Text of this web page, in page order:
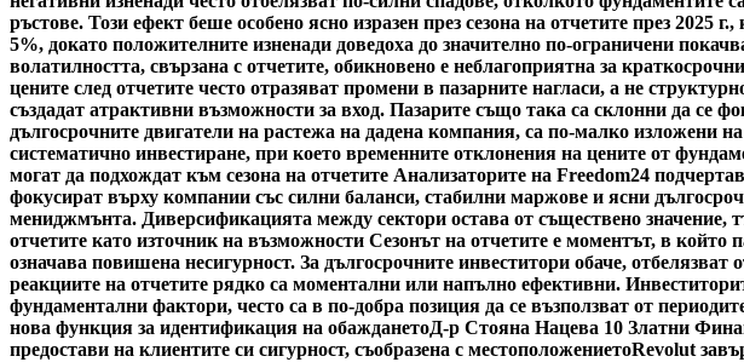
ръстове. Този ефект беше особено ясно изразен през сезона на отчетите през 2025
5%, докато положителните изненади доведоха до значително по-ограничени
волатилността, свързана с отчетите, обикновено е неблагоприятна за
цените след отчетите често отразяват промени в пазарните нагласи, а не
създадат атрактивни възможности за вход. Пазарите също така са склонни да се
дългосрочните двигатели на растежа на дадена компания, са по-малко изложени
систематично инвестиране, при което временните отклонения на цените от
могат да подхождат към сезона на отчетите Анализаторите на Freedom24
фокусират върху компании със силни баланси, стабилни маржове и ясни
мениджмънта. Диверсификацията между сектори остава от съществено значение,
отчетите като източник на възможности Сезонът на отчетите е моментът, в който
означава повишена несигурност. За дългосрочните инвеститори обаче,
реакциите на отчетите рядко са моментални или напълно ефективни.
фундаментални фактори, често са в по-добра позиция да се възползват от
нова функция за идентификация на обажданетоД-р Стояна Нацева 10 Златни
предостави на клиентите си сигурност, съобразена с местоположениетоRevolut